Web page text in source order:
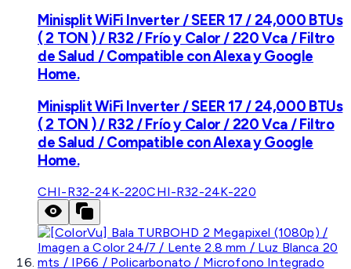
Minisplit WiFi Inverter / SEER 17 / 24,000 BTUs
( 2 TON ) / R32 / Frío y Calor / 220 Vca / Filtro
de Salud / Compatible con Alexa y Google
Home.
Minisplit WiFi Inverter / SEER 17 / 24,000 BTUs
( 2 TON ) / R32 / Frío y Calor / 220 Vca / Filtro
de Salud / Compatible con Alexa y Google
Home.
CHI-R32-24K-220CHI-R32-24K-220